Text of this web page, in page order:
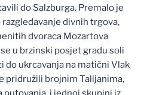
do Salzburga. Premalo je
divnih trgova,
dvoraca Mozartova
u brzinski posjet gradu soli
do ukrcavanja na matični Vlak
pridružili brojnim Talijanima,